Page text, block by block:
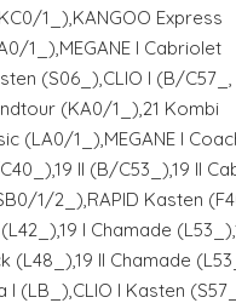
1_),KANGOO Express
1_),MEGANE I Cabriolet
(S06_),CLIO I (B/C57_,
(KA0/1_),21 Kombi
(LA0/1_),MEGANE I
II (B/C53_),19 II
1/2_),RAPID Kasten
I Chamade
(L48_),19 II Chamade
(LB_),CLIO I Kasten